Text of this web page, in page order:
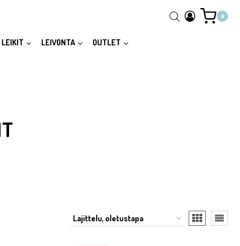
0
LEIVONTA OUTLET
lisää button to reveal the full content.